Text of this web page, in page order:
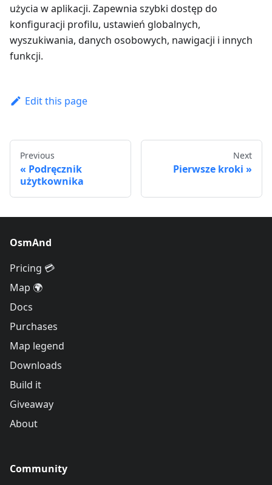
użycia w aplikacji. Zapewnia szybki dostęp do
konfiguracji profilu, ustawień globalnych,
wyszukiwania, danych osobowych, nawigacji i innych
funkcji.
Edit this page
Previous
Podręcznik
użytkownika
Next
Pierwsze kroki
OsmAnd
Pricing 💳
Map 🌍
Docs
Purchases
Map legend
Downloads
Build it
Giveaway
About
Community